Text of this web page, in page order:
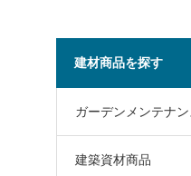
建材商品を探す
ガーデンメンテナン
建築資材商品